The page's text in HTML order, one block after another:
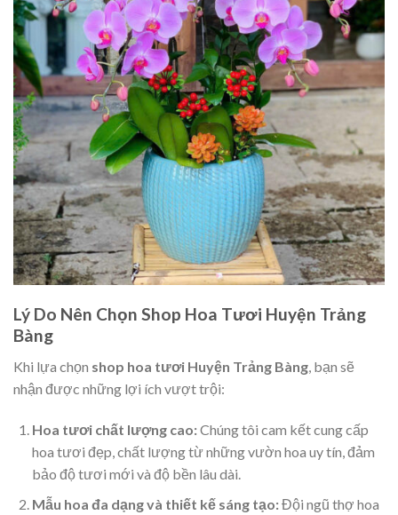
Lý Do Nên Chọn Shop Hoa Tươi Huyện Trảng
Bàng
Khi lựa chọn shop hoa tươi Huyện Trảng Bàng , bạn sẽ
nhận được những lợi ích vượt trội:
Hoa tươi chất lượng cao:Chúng tôi cam kết cung cấp
hoa tươi đẹp, chất lượng từ những vườn hoa uy tín, đảm
bảo độ tươi mới và độ bền lâu dài.
Mẫu hoa đa dạng và thiết kế sáng tạo:Đội ngũ thợ hoa